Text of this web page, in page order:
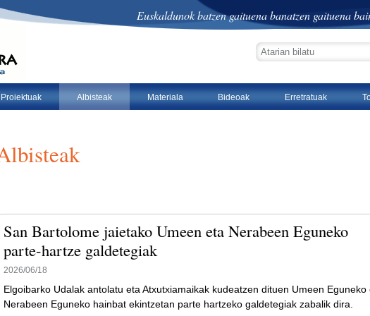
Euskaldunok batzen gaituena banatzen gaituena
bilatu atarian
Proiektuak Albisteak Materiala Bideoak Erretratuak
San Bartolome jaietako Umeen eta Nerabeen Eguneko
parte-hartze galdetegiak
2026/06/18
Elgoibarko Udalak antolatu eta Atxutxiamaikak kudeatzen dituen Umeen Eguneko
Nerabeen Eguneko hainbat ekintzetan parte hartzeko galdetegiak zabalik dira.